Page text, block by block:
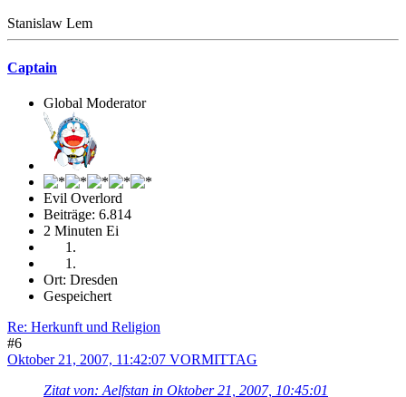
Stanislaw Lem
Captain
Global Moderator
Evil Overlord
Beiträge: 6.814
2 Minuten Ei
Ort: Dresden
Gespeichert
Re: Herkunft und Religion
#6
Oktober 21, 2007, 11:42:07 VORMITTAG
Zitat von: Aelfstan in Oktober 21, 2007, 10:45:01